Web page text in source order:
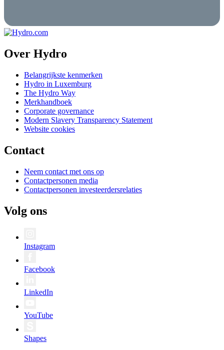
Over Hydro
Belangrijkste kenmerken
Hydro in Luxemburg
The Hydro Way
Merkhandboek
Corporate governance
Modern Slavery Transparency Statement
Website cookies
Contact
Neem contact met ons op
Contactpersonen media
Contactpersonen investeerdersrelaties
Volg ons
Instagram
Facebook
LinkedIn
YouTube
Shapes